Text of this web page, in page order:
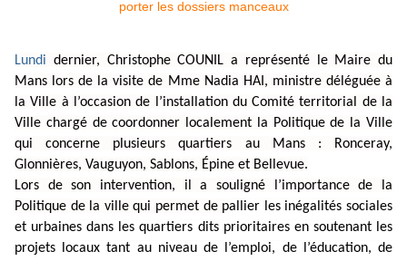
Lundi dernier, Christophe COUNIL a représenté le Maire du
Mans lors de la visite de Mme Nadia HAI, ministre déléguée à
la Ville à l’occasion de l’installation du Comité territorial de la
Ville chargé de coordonner localement la Politique de la Ville
qui concerne plusieurs quartiers au Mans : Ronceray,
Glonnières, Vauguyon, Sablons, Épine et Bellevue.
Lors de son intervention, il a souligné l’importance de la
Politique de la ville qui permet de pallier les inégalités sociales
et urbaines dans les quartiers dits prioritaires en soutenant les
projets locaux tant au niveau de l’emploi, de l’éducation, de